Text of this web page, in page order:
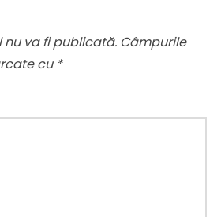
va fi publicată. Câmpurile
cu *